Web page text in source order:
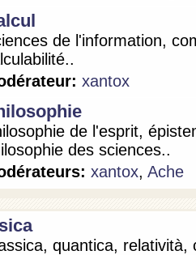
de l'information,
xantox
de l'esprit,
des sciences..
xantox, Ache
quantica, relatività,